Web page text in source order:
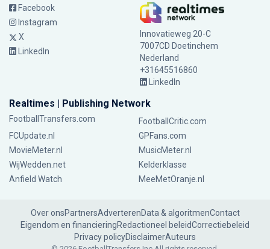
Facebook
Instagram
X
LinkedIn
Innovatieweg 20-C
7007CD Doetinchem
Nederland
+31645516860
LinkedIn
Realtimes | Publishing Network
FootballTransfers.com
FootballCritic.com
FCUpdate.nl
GPFans.com
MovieMeter.nl
MusicMeter.nl
WijWedden.net
Kelderklasse
Anfield Watch
MeeMetOranje.nl
Over onsPartnersAdverterenData & algoritmenContact
Eigendom en financieringRedactioneel beleidCorrectiebeleid
Privacy policyDisclaimerAuteurs